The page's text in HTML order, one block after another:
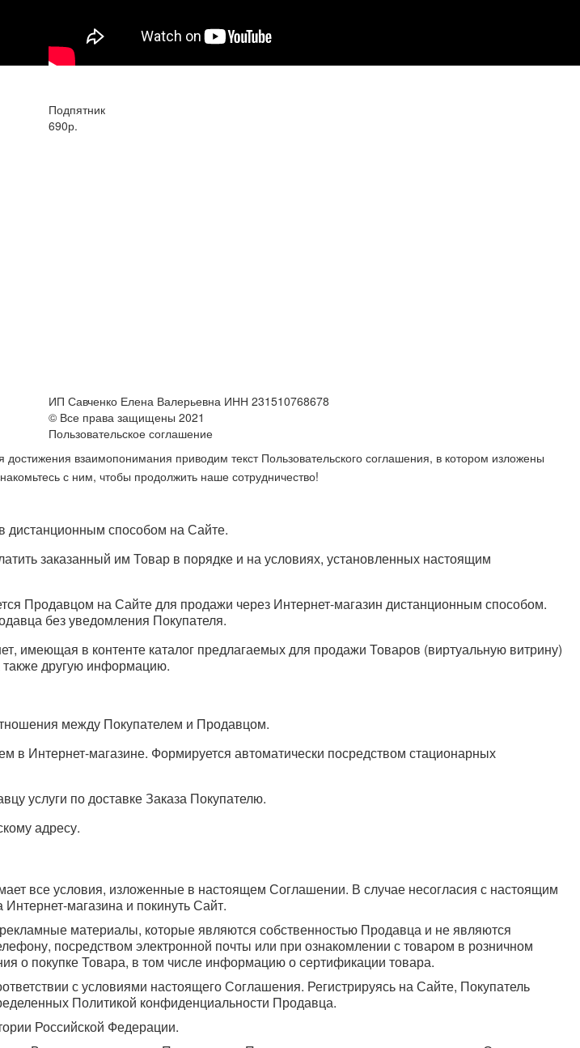
Подпятник
690р.
ИП Савченко Елена Валерьевна ИНН 231510768678
© Все права защищены 2021
Пользовательское соглашение
взаимопонимания приводим текст Пользовательского соглашения, в котором изложены
с ним, чтобы продолжить наше сотрудничество!
способом на Сайте.
заказанный им Товар в порядке и на условиях, установленных настоящим
Продавцом на Сайте для продажи через Интернет-магазин дистанционным способом.
без уведомления Покупателя.
имеющая в контенте каталог предлагаемых для продажи Товаров (виртуальную витрину)
другую информацию.
между Покупателем и Продавцом.
Интернет-магазине. Формируется автоматически посредством стационарных
услуги по доставке Заказа Покупателю.
адресу.
все условия, изложенные в настоящем Соглашении. В случае несогласия с настоящим
магазина и покинуть Сайт.
материалы, которые являются собственностью Продавца и не являются
посредством электронной почты или при ознакомлении с товаром в розничном
о покупке Товара, в том числе информацию о сертификации товара.
с условиями настоящего Соглашения. Регистрируясь на Сайте, Покупатель
Политикой конфиденциальности Продавца.
Российской Федерации.